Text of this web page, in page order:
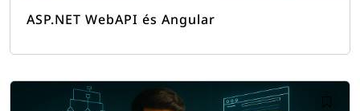
ASP.NET WebAPI és Angular